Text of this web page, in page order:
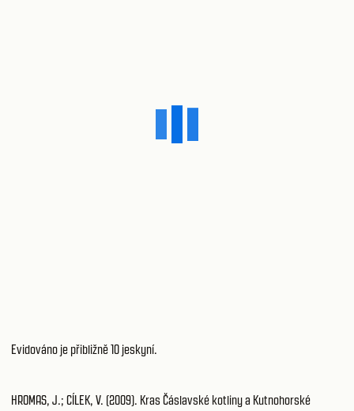
Evidováno je přibližně 10 jeskyní.
HROMAS, J.; CÍLEK, V. (2009). Kras Čáslavské kotliny a Kutnohorské